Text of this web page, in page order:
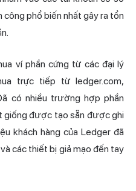
phổ biến nhất gây ra tổn
ví phần cứng từ các đại lý
trực tiếp từ ledger.com,
có nhiều trường hợp phần
giống được tạo sẵn được ghi
khách hàng của Ledger đã
các thiết bị giả mạo đến tay